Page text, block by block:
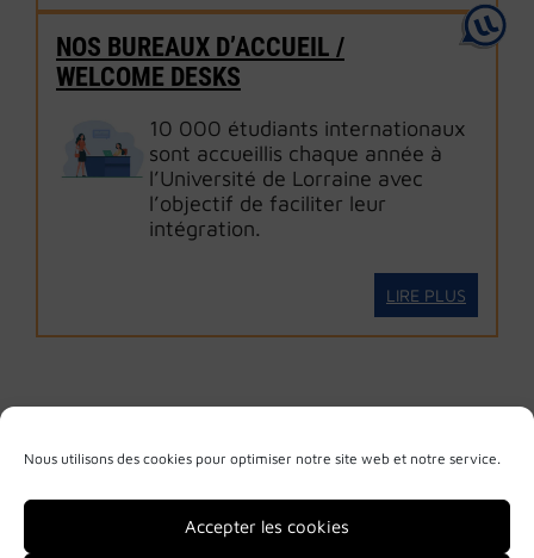
Nous utilisons des cookies pour optimiser notre site web et notre service.
Accepter les cookies
NOS BUREAUX D’ACCUEIL /
WELCOME DESKS
10 000 étudiants internationaux
sont accueillis chaque année à
l’Université de Lorraine avec
l’objectif de faciliter leur
intégration.
LIRE PLUS